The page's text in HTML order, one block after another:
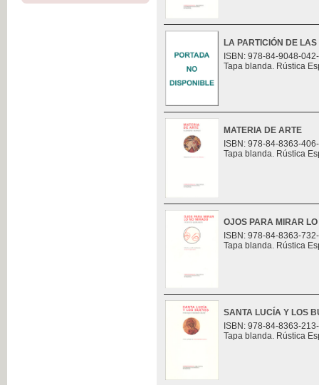
LA PARTICIÓN DE
ISBN: 978-84-9048-
Tapa blanda. Rústica
MATERIA DE ARTE
ISBN: 978-84-8363-
Tapa blanda. Rústica
OJOS PARA MIRAR
ISBN: 978-84-8363-
Tapa blanda. Rústica
SANTA LUCÍA Y LOS
ISBN: 978-84-8363-
Tapa blanda. Rústica